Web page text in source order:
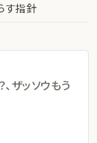
す指針
ザッソウもう